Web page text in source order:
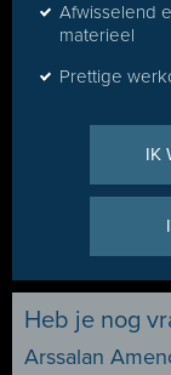
Afwisselend
materieel
Prettige
IK
Heb je nog
Arssalan